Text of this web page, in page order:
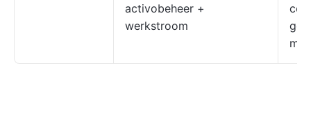
activobeheer +
werkstroom